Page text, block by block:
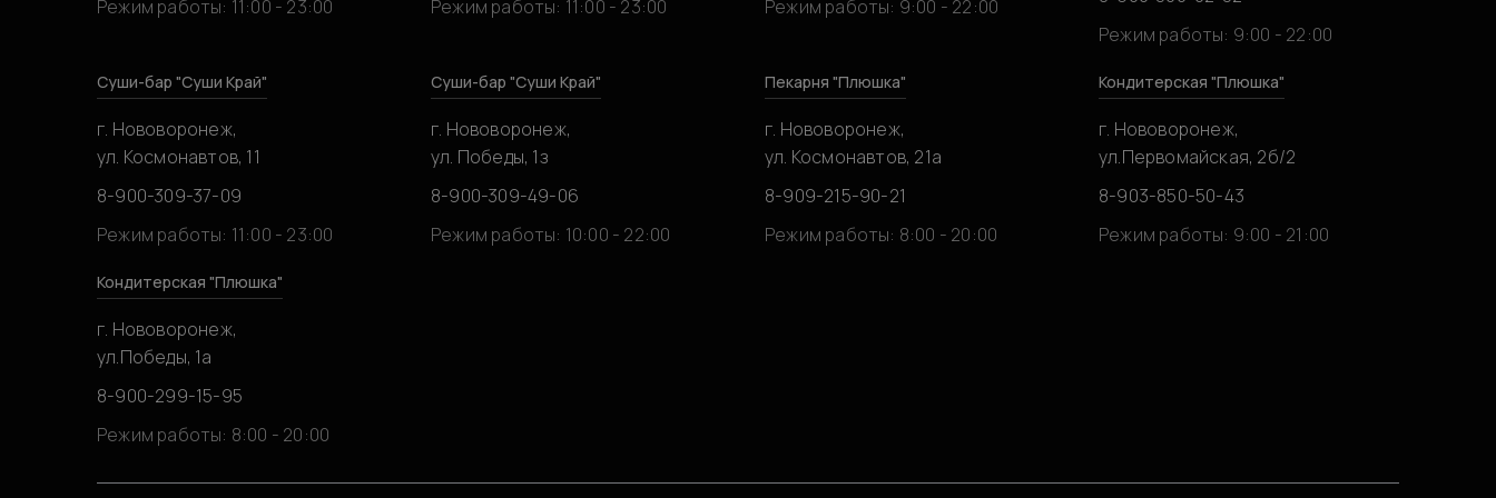
Режим работы: 11:00 - 23:00 Режим работы: 11:00 - 23:00 Режим работы: 9:00 - 22:00
Режим работы: 9:00 - 22:00
Суши-бар "Суши Край"
г. Нововоронеж,
ул. Космонавтов, 11
8-900-309-37-09
Режим работы: 11:00 - 23:00
Суши-бар "Суши Край"
г. Нововоронеж,
ул. Победы, 1з
8-900-309-49-06
Режим работы: 10:00 - 22:00
Пекарня "Плюшка"
г. Нововоронеж,
ул. Космонавтов, 21а
8-909-215-90-21
Режим работы: 8:00 - 20:00
Кондитерская "Плюшка"
г. Нововоронеж,
ул.Первомайская, 2б/2
8-903-850-50-43
Режим работы: 9:00 - 21:00
Кондитерская "Плюшка"
г. Нововоронеж,
ул.Победы, 1а
8-900-299-15-95
Режим работы: 8:00 - 20:00